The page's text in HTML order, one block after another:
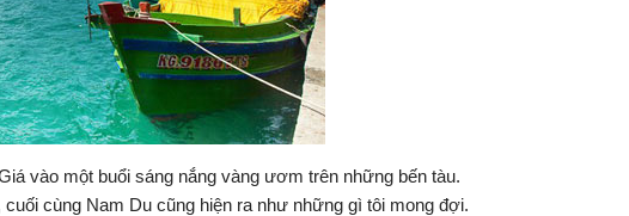
vào một buổi sáng nắng vàng ươm trên những bến tàu.
cùng Nam Du cũng hiện ra như những gì tôi mong đợi.